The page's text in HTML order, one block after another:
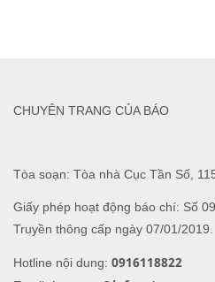
Tòa soạn: Tòa nhà Cục Tần Số,
Giấy phép hoạt động báo chí: Số
Truyền thông cấp ngày 07/01/2019.
Hotline nội dung: 0916118822
CHUYÊN TRANG CỦA BÁO